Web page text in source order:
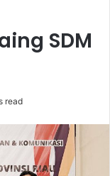
SDM
read